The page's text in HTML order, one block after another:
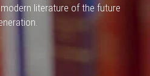
literature of the future